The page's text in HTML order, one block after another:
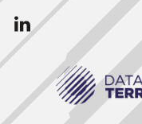
Follow
us